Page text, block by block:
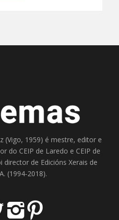
(Vigo, 1959) é mestre, editor e
do CEIP de Laredo e CEIP de
director de Edicións Xerais de
. (1994-2018).